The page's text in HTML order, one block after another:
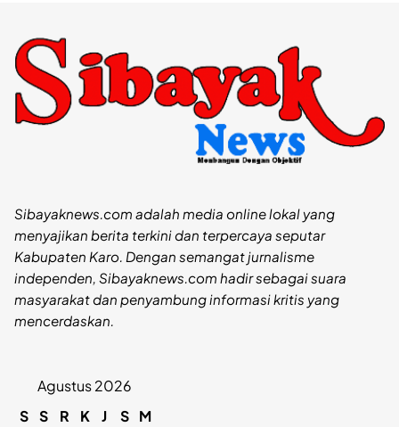
Sibayaknews.com adalah media online lokal yang
menyajikan berita terkini dan terpercaya seputar
Kabupaten Karo. Dengan semangat jurnalisme
independen, Sibayaknews.com hadir sebagai suara
masyarakat dan penyambung informasi kritis yang
mencerdaskan.
Agustus 2026
S S R K J S M